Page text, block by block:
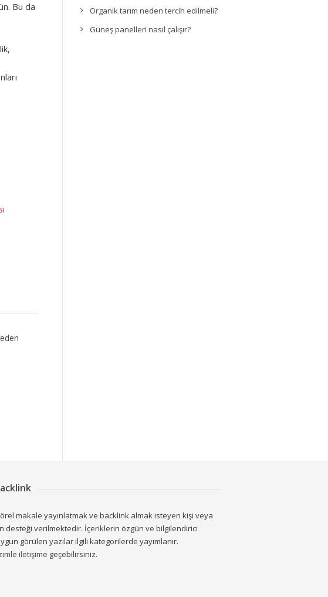
Bu da
Organik tarım neden tercih edilmeli?
Güneş panelleri nasıl çalışır?
makale yayınlatmak ve backlink almak isteyen kişi veya
desteği verilmektedir. İçeriklerin özgün ve bilgilendirici
görülen yazılar ilgili kategorilerde yayımlanır.
iletişime geçebilirsiniz.